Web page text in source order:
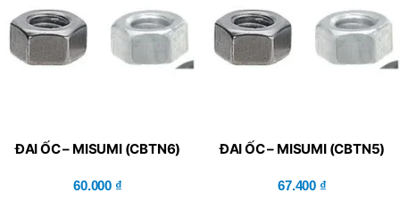
ĐAI ỐC – MISUMI (CBTN6)
60.000 ₫
ĐAI ỐC – MISUMI (CBTN5)
67.400 ₫